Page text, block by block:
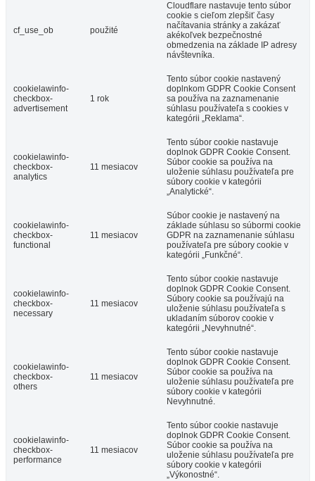
cf_use_ob použité
Cloudflare nastavuje tento súbor
cookie s cieľom zlepšiť časy
načítavania stránky a zakázať
akékoľvek bezpečnostné
obmedzenia na základe IP adresy
návštevníka.
cookielawinfo-
checkbox-
advertisement
1 rok
Tento súbor cookie nastavený
doplnkom GDPR Cookie Consent
sa používa na zaznamenanie
súhlasu používateľa s cookies v
kategórii „Reklama“.
cookielawinfo-
checkbox-
analytics
11 mesiacov
Tento súbor cookie nastavuje
doplnok GDPR Cookie Consent.
Súbor cookie sa používa na
uloženie súhlasu používateľa pre
súbory cookie v kategórii
„Analytické“.
cookielawinfo-
checkbox-
functional
11 mesiacov
Súbor cookie je nastavený na
základe súhlasu so súbormi cookie
GDPR na zaznamenanie súhlasu
používateľa pre súbory cookie v
kategórii „Funkčné“.
cookielawinfo-
checkbox-
necessary
11 mesiacov
Tento súbor cookie nastavuje
doplnok GDPR Cookie Consent.
Súbory cookie sa používajú na
uloženie súhlasu používateľa s
ukladaním súborov cookie v
kategórii „Nevyhnutné“.
cookielawinfo-
checkbox-
others
11 mesiacov
Tento súbor cookie nastavuje
doplnok GDPR Cookie Consent.
Súbor cookie sa používa na
uloženie súhlasu používateľa pre
súbory cookie v kategórii
Nevyhnutné.
cookielawinfo-
checkbox-
performance
11 mesiacov
Tento súbor cookie nastavuje
doplnok GDPR Cookie Consent.
Súbor cookie sa používa na
uloženie súhlasu používateľa pre
súbory cookie v kategórii
„Výkonostné“.